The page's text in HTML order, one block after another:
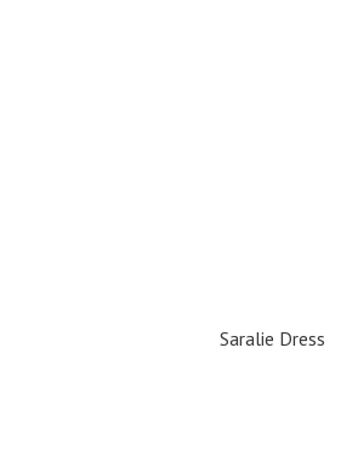
Saralie Dress